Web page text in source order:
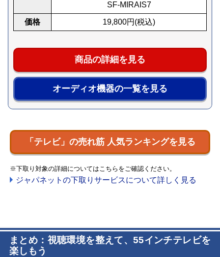
SF-MIRAIS7
価格 19,800円(税込)
商品の詳細を見る
オーディオ機器の一覧を見る
「テレビ」の売れ筋 人気ランキングを見る
※下取り対象の詳細についてはこちらをご確認ください。
ジャパネットの下取りサービスについて詳しく見る
まとめ：視聴環境を整えて、55インチテレビを
楽しもう